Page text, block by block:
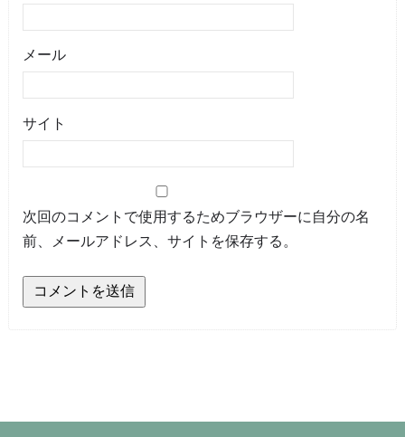
メール
サイト
次回のコメントで使用するためブラウザーに自分の名
前、メールアドレス、サイトを保存する。